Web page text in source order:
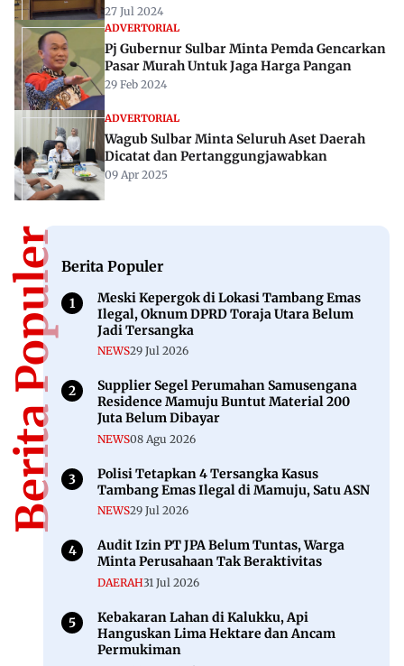
27 Jul 2024
ADVERTORIAL
Pj Gubernur Sulbar Minta Pemda Gencarkan
Pasar Murah Untuk Jaga Harga Pangan
29 Feb 2024
ADVERTORIAL
Wagub Sulbar Minta Seluruh Aset Daerah
Dicatat dan Pertanggungjawabkan
09 Apr 2025
Berita PopulerBerita Populer
Meski Kepergok di Lokasi Tambang Emas
Ilegal, Oknum DPRD Toraja Utara Belum
Jadi Tersangka
NEWS29 Jul 2026
Supplier Segel Perumahan Samusengana
Residence Mamuju Buntut Material 200
Juta Belum Dibayar
NEWS08 Agu 2026
Polisi Tetapkan 4 Tersangka Kasus
Tambang Emas Ilegal di Mamuju, Satu ASN
NEWS29 Jul 2026
Audit Izin PT JPA Belum Tuntas, Warga
Minta Perusahaan Tak Beraktivitas
DAERAH31 Jul 2026
Kebakaran Lahan di Kalukku, Api
Hanguskan Lima Hektare dan Ancam
Permukiman